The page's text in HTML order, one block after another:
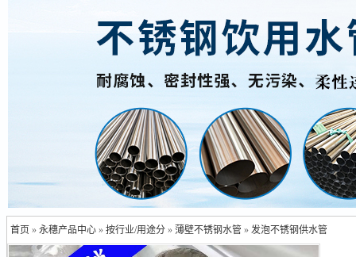
首页 »永穗产品中心 »按行业/用途分 »薄壁不锈钢水管 »发泡不锈钢供水管